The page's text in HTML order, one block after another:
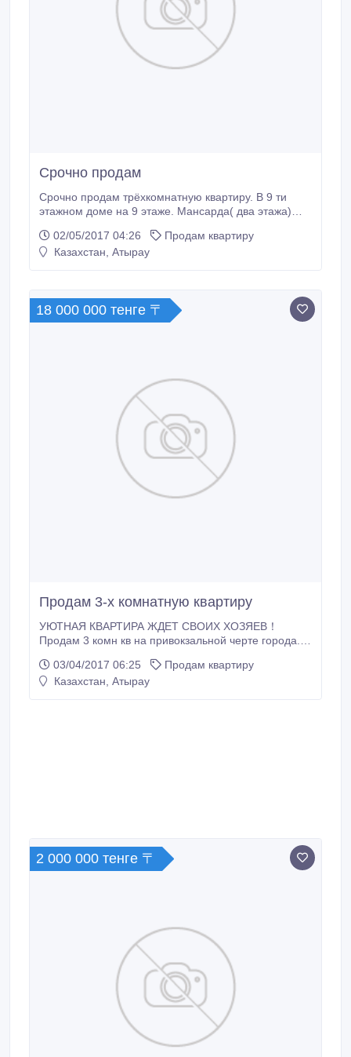
Срочно продам
Срочно продам трёхкомнатную квартиру. В 9 ти
этажном доме на 9 этаже. Мансарда( два этажа)
раздельный. Большая кухня, комнаты просторные.
Рядом имеются детские сады., магазины,
уместен.
02/05/2017 04:26
Продам квартиру
Казахстан, Атырау
18 000 000 тенге 〒
Продам 3-х комнатную квартиру
УЮТНАЯ КВАРТИРА ЖДЕТ СВОИХ ХОЗЯЕВ！
Продам 3 комн кв на привокзальной черте города.
остановки, магазины, поликлинка, детский сад и
школа, баня, ателье, салоны красоты, рестораны и
03/04/2017 06:25
Продам квартиру
Казахстан, Атырау
2 000 000 тенге 〒